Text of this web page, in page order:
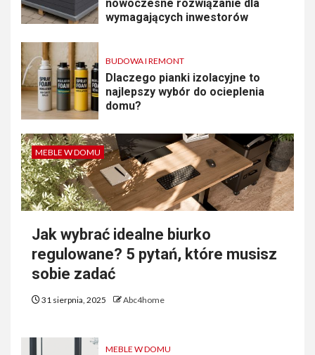
nowoczesne rozwiązanie dla
wymagających inwestorów
BUDOWA I REMONT
Dlaczego pianki izolacyjne to
najlepszy wybór do ocieplenia
domu?
MEBLE W DOMU
Jak wybrać idealne biurko
regulowane? 5 pytań, które musisz
sobie zadać
31 sierpnia, 2025 Abc4home
MEBLE W DOMU